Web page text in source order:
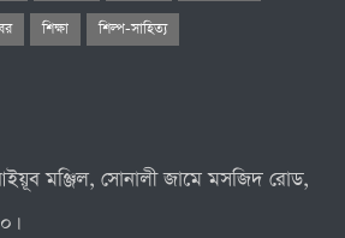
শিক্ষা শিল্প-সাহিত্য
মঞ্জিল, সোনালী জামে মসজিদ রোড,